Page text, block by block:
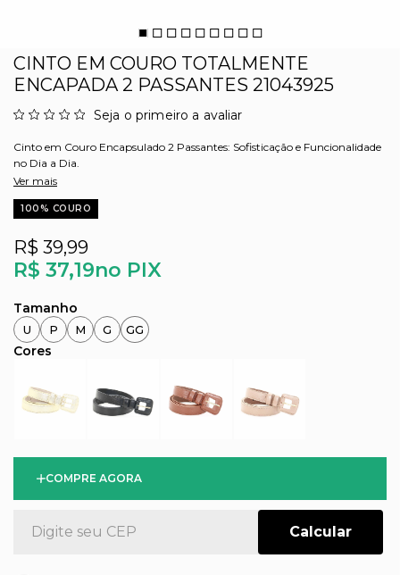
CINTO EM COURO TOTALMENTE
ENCAPADA 2 PASSANTES 21043925
Seja o primeiro a avaliar
Cinto em Couro Encapsulado 2 Passantes: Sofisticação e Funcionalidade
no Dia a Dia.
Ver mais
100% COURO
R$ 37,19no PIX
R$ 39,99
U P M G GG
COMPRE AGORA